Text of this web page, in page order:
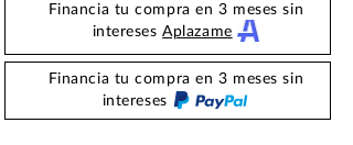
Financia tu compra en 3 meses sin
interesesAplazame
Financia tu compra en 3 meses sin
intereses